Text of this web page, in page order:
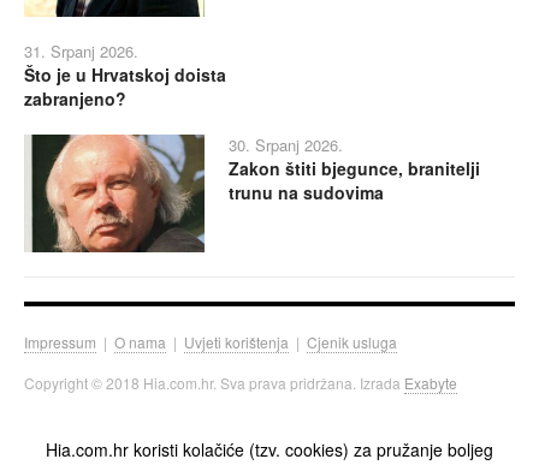
31. Srpanj 2026.
Što je u Hrvatskoj doista
zabranjeno?
30. Srpanj 2026.
Zakon štiti bjegunce, branitelji
trunu na sudovima
Impressum | O nama | Uvjeti korištenja | Cjenik usluga
Copyright © 2018 Hia.com.hr. Sva prava pridržana. Izrada Exabyte
Hia.com.hr koristi kolačiće (tzv. cookies) za pružanje boljeg